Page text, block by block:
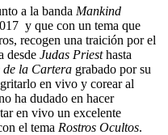
a la banda Mankind
y que con un tema que
recogen una traición por el
desde Judas Priesthasta
de la Cartera grabado por su
en vivo y corear al
ha dudado en hacer
en vivo un excelente
el tema Rostros Ocultos.